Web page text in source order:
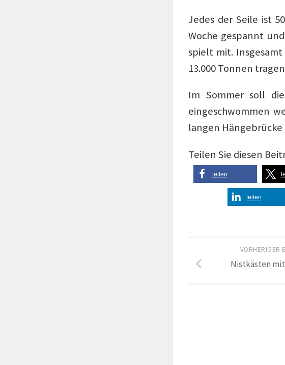
Jedes der Seile ist
Woche gespannt
spielt mit.
13.000 Tonnen
Im Sommer soll
eingeschwommen
langen
Teilen Sie diesen
teilen
teilen
VORHERIGER
Nistkästen